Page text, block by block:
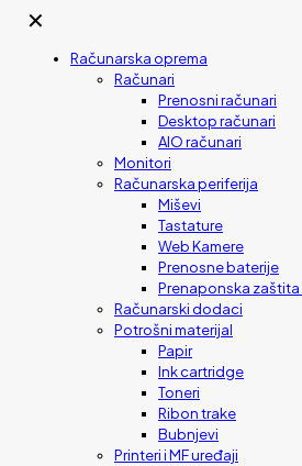
✕
Računarska oprema
Računari
Prenosni računari
Desktop računari
AIO računari
Monitori
Računarska periferija
Miševi
Tastature
Web Kamere
Prenosne baterije
Prenaponska zaštita
Računarski dodaci
Potrošni materijal
Papir
Ink cartridge
Toneri
Ribon trake
Bubnjevi
Printeri i MF uređaji